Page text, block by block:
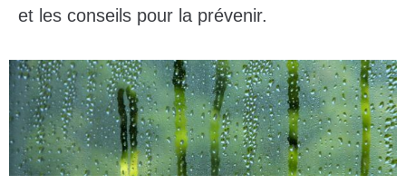
et les conseils pour la prévenir.